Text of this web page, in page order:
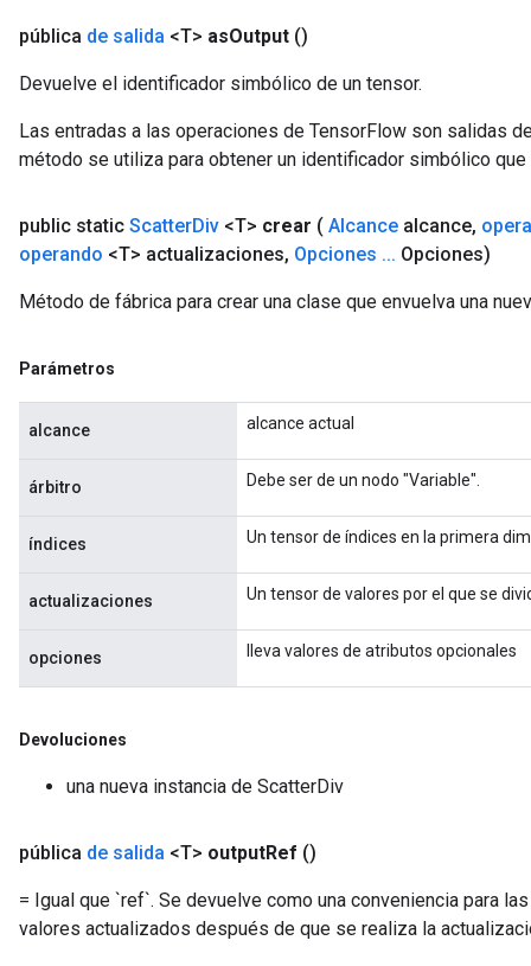
pública de salida <T> asOutput ()
Devuelve el identificador simbólico de un tensor.
Las entradas a las operaciones de TensorFlow son salidas
método se utiliza para obtener un identificador simbólico
public static ScatterDiv <T> crear ( Alcance alcance,
operando <T> actualizaciones, Opciones ... Opciones)
Método de fábrica para crear una clase que envuelva una
Parámetros
alcance alcance actual
árbitro Debe ser de un nodo "Variable".
índices Un tensor de índices en la primera
actualizaciones Un tensor de valores por el que se
opciones lleva valores de atributos opcionales
Devoluciones
una nueva instancia de ScatterDiv
pública de salida <T> outputRef ()
= Igual que `ref`. Se devuelve como una conveniencia para
valores actualizados después de que se realiza la